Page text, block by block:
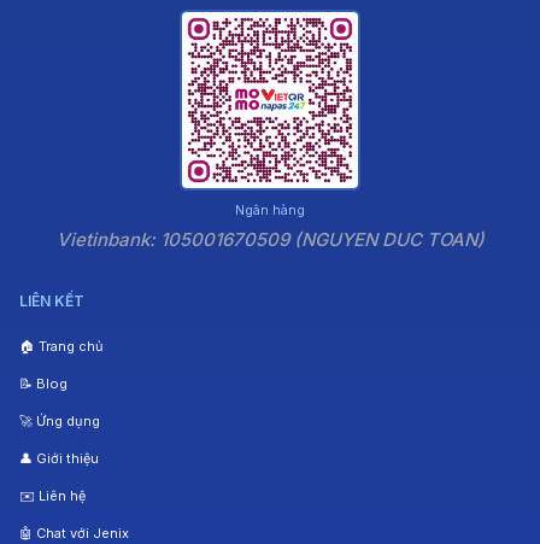
Ngân hàng
Vietinbank: 105001670509 (NGUYEN DUC TOAN)
LIÊN KẾT
🏠 Trang chủ
📝 Blog
🚀 Ứng dụng
👤 Giới thiệu
✉️ Liên hệ
🤖 Chat với Jenix